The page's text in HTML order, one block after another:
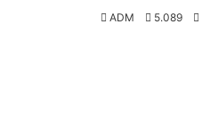
ADM 5.089